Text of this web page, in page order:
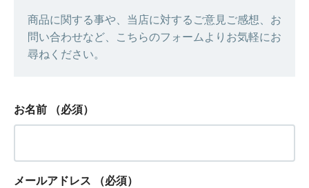
商品に関する事や、当店に対するご意見ご感想、お
問い合わせなど、こちらのフォームよりお気軽にお
尋ねください。
お名前 （必須）
メールアドレス （必須）